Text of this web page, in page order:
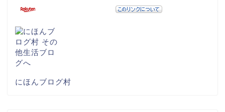
にほんブログ村